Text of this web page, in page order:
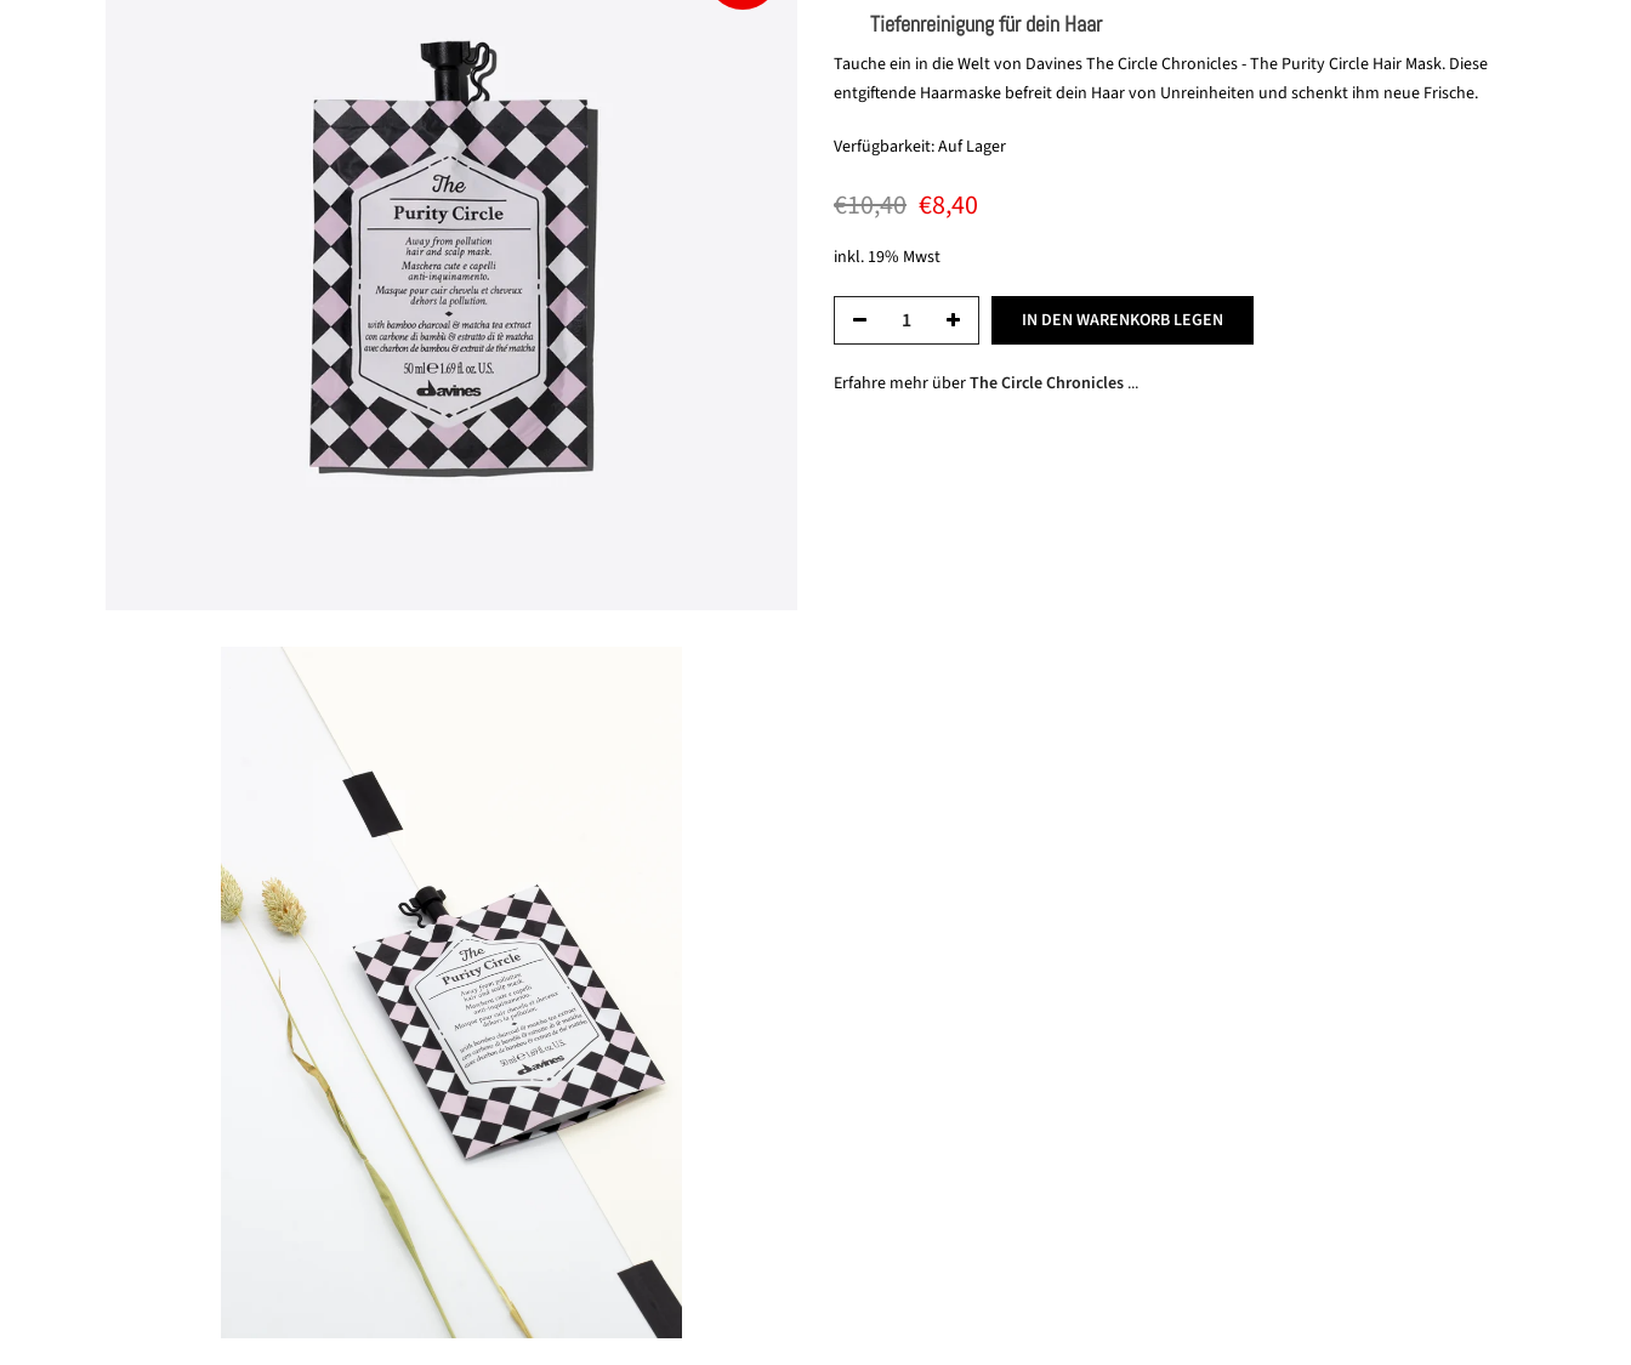
Tiefenreinigung für dein Haar
Tauche ein in die Welt von Davines The Circle Chronicles - The Purity Circle Hair Mask. Diese
entgiftende Haarmaske befreit dein Haar von Unreinheiten und schenkt ihm neue Frische.
Verfügbarkeit:Auf Lager
€10,40 €8,40
inkl. 19% Mwst
IN DEN WARENKORB LEGEN
Erfahre mehr überThe Circle Chronicles ...